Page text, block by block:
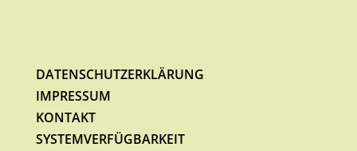
DATENSCHUTZERKLÄRUNG
IMPRESSUM
KONTAKT
SYSTEMVERFÜGBARKEIT